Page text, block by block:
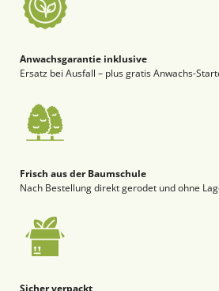
Anwachsgarantie inklusive
Ersatz bei Ausfall – plus gratis Anwachs-
Frisch aus der Baumschule
Nach Bestellung direkt gerodet und ohne
Sicher verpackt